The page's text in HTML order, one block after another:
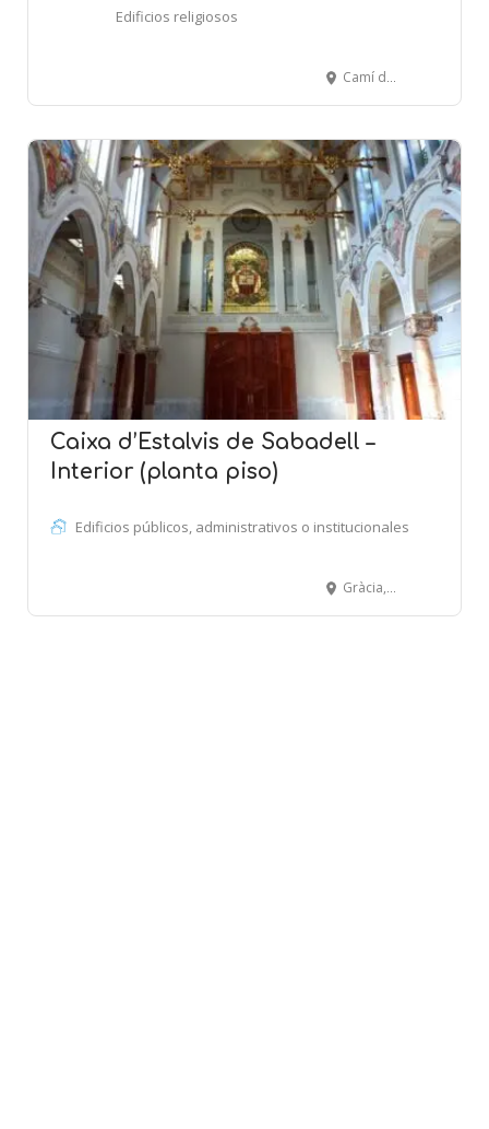
Edificios religiosos
Camí de la Cova, 17 - MANRESA
Caixa d’Estalvis de Sabadell –
Interior (planta piso)
Edificios públicos, administrativos o institucionales
Gràcia, 17 - 27 - SABADELL